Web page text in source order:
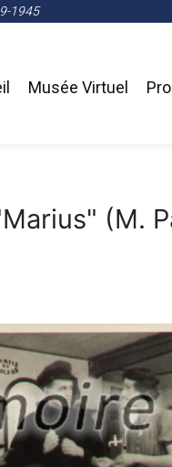
1945
Musée Virtuel
(M.